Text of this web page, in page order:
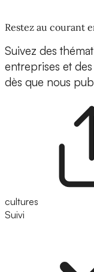
Restez au courant
Suivez des
entreprises et
dès que nous
cultures
Suivi